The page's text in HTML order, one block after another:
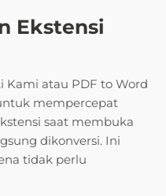
Ekstensi
Kami atau PDF to Word
mempercepat
saat membuka
dikonversi. Ini
tidak perlu